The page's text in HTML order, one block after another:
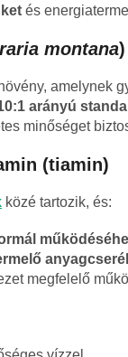
és
montana)
amelynek
arányú
minőséget
(tiamin)
közé tartozik, és:
megfelelő